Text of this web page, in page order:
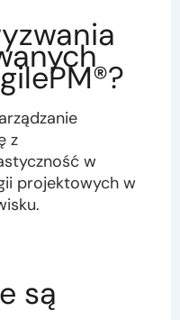
z
w
projektowych w
są